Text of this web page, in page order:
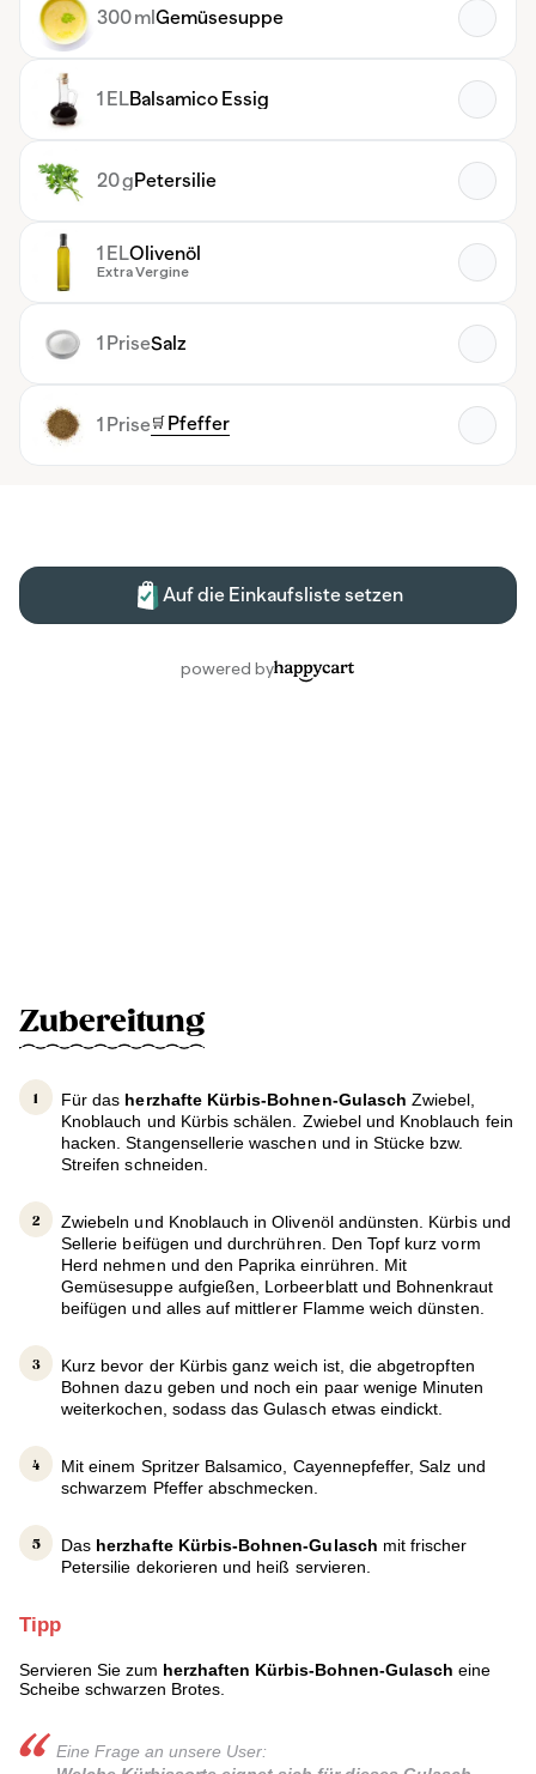
Zubereitung
Für das herzhafte Kürbis-Bohnen-GulaschZwiebel,
Knoblauch und Kürbis schälen. Zwiebel und Knoblauch fein
hacken. Stangensellerie waschen und in Stücke bzw.
Streifen schneiden.
Zwiebeln und Knoblauch in Olivenöl andünsten. Kürbis und
Sellerie beifügen und durchrühren. Den Topf kurz vorm
Herd nehmen und den Paprika einrühren. Mit
Gemüsesuppe aufgießen, Lorbeerblatt und Bohnenkraut
beifügen und alles auf mittlerer Flamme weich dünsten.
Kurz bevor der Kürbis ganz weich ist, die abgetropften
Bohnen dazu geben und noch ein paar wenige Minuten
weiterkochen, sodass das Gulasch etwas eindickt.
Mit einem Spritzer Balsamico, Cayennepfeffer, Salz und
schwarzem Pfeffer abschmecken.
Das herzhafte Kürbis-Bohnen-Gulasch mit frischer
Petersilie dekorieren und heiß servieren.
Tipp
Servieren Sie zum herzhaften Kürbis-Bohnen-Gulasch eine
Scheibe schwarzen Brotes.
Eine Frage an unsere User: